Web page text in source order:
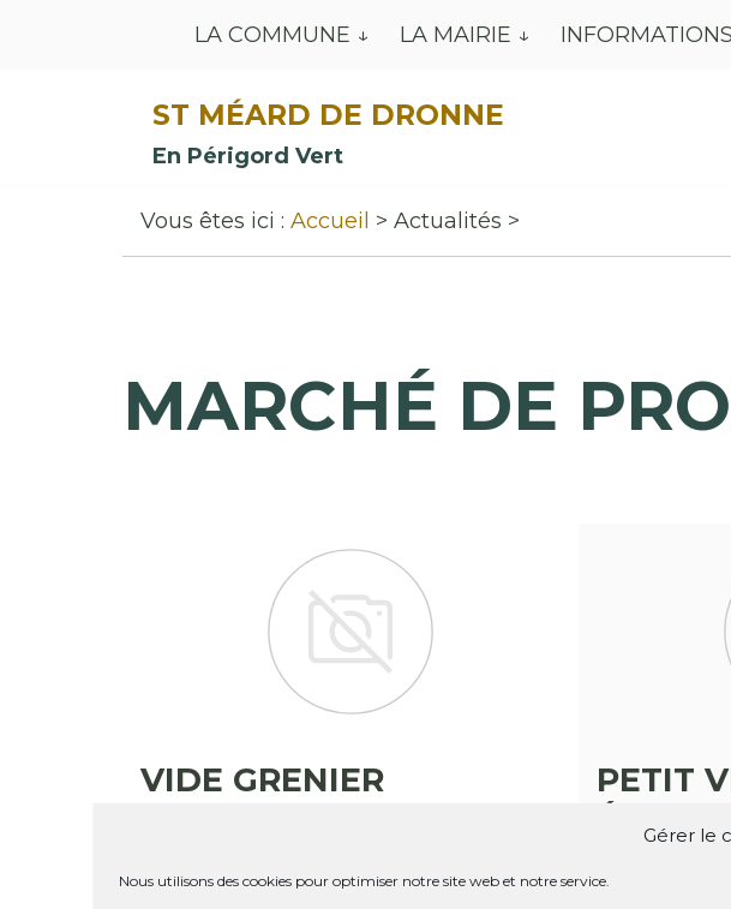
Gérer le
Nous utilisons des cookies pour optimiser notre site web et notre service.
LA COMMUNE LA MAIRIE INFORMATIONS
ST MÉARD DE DRONNE
En Périgord Vert
Vous êtes ici : Accueil Actualités
MARCHÉ DE
VIDE GRENIER
producteurs|Le 24 février 2025
PETIT